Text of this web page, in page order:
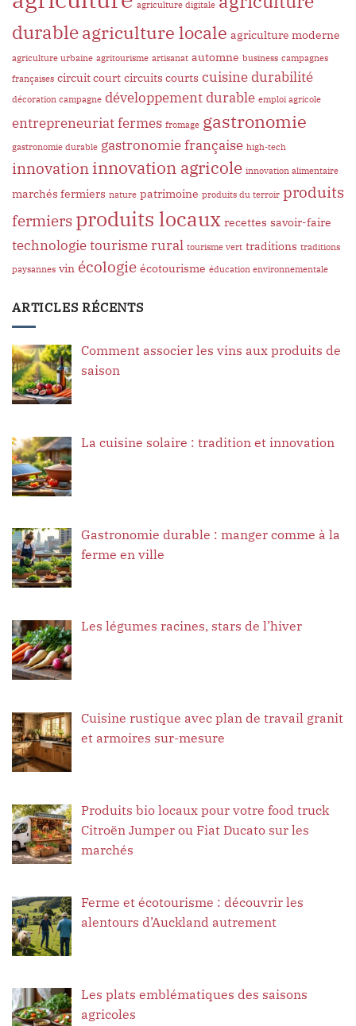
agriculture digitale
durableagriculture locale agriculture moderne
agriculture urbaine agritourisme artisanat automne business campagnes
françaises circuit court circuits courts cuisinedurabilité
décoration campagne développement durable emploi agricole
entrepreneuriatfermes fromage gastronomie
gastronomie durable gastronomie française high-tech
innovation innovation agricole innovation alimentaire
marchés fermiers nature patrimoine produits du terroir produits
fermiers produits locaux recettes savoir-faire
technologietourisme rural tourisme vert traditions traditions
paysannes vin écologie écotourisme éducation environnementale
ARTICLES RÉCENTS
Comment associer les vins aux produits de
saison
La cuisine solaire : tradition et innovation
Gastronomie durable : manger comme à la
ferme en ville
Les légumes racines, stars de l’hiver
Cuisine rustique avec plan de travail granit
et armoires sur-mesure
Produits bio locaux pour votre food truck
Citroën Jumper ou Fiat Ducato sur les
marchés
Ferme et écotourisme : découvrir les
alentours d’Auckland autrement
Les plats emblématiques des saisons
agricoles